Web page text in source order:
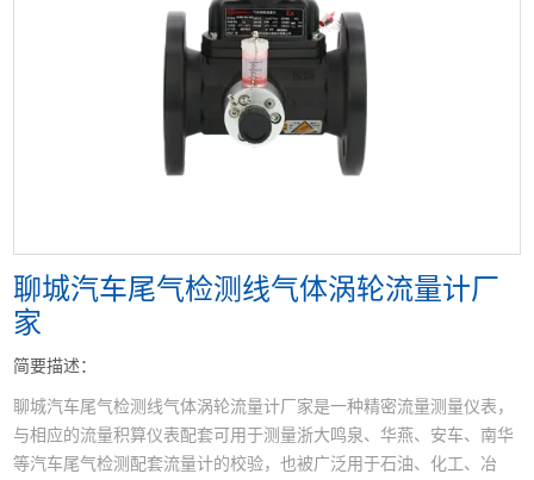
聊城汽车尾气检测线气体涡轮流量计厂
家
简要描述：
聊城汽车尾气检测线气体涡轮流量计厂家是一种精密流量测量仪表，
与相应的流量积算仪表配套可用于测量浙大鸣泉、华燕、安车、南华
等汽车尾气检测配套流量计的校验，也被广泛用于石油、化工、冶